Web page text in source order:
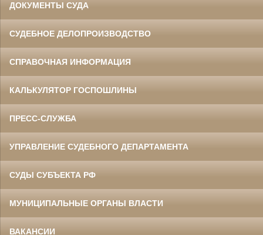
ДОКУМЕНТЫ СУДА
СУДЕБНОЕ ДЕЛОПРОИЗВОДСТВО
СПРАВОЧНАЯ ИНФОРМАЦИЯ
КАЛЬКУЛЯТОР ГОСПОШЛИНЫ
ПРЕСС-СЛУЖБА
УПРАВЛЕНИЕ СУДЕБНОГО ДЕПАРТАМЕНТА
СУДЫ СУБЪЕКТА РФ
МУНИЦИПАЛЬНЫЕ ОРГАНЫ ВЛАСТИ
ВАКАНСИИ